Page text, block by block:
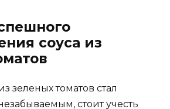
соуса из
зеленых томатов стал
стоит учесть